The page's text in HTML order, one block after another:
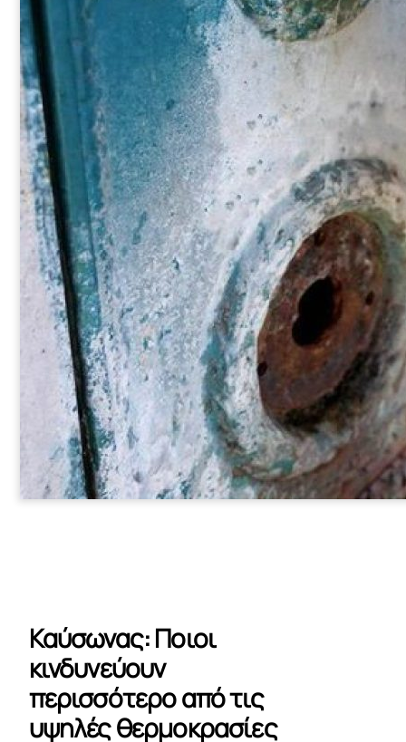
Καύσωνας: Ποιοι
κινδυνεύουν
περισσότερο από τις
υψηλές θερμοκρασίες